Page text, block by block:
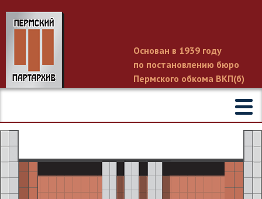
Основан в 1939 году
по постановлению бюро
Пермского обкома ВКП(б)